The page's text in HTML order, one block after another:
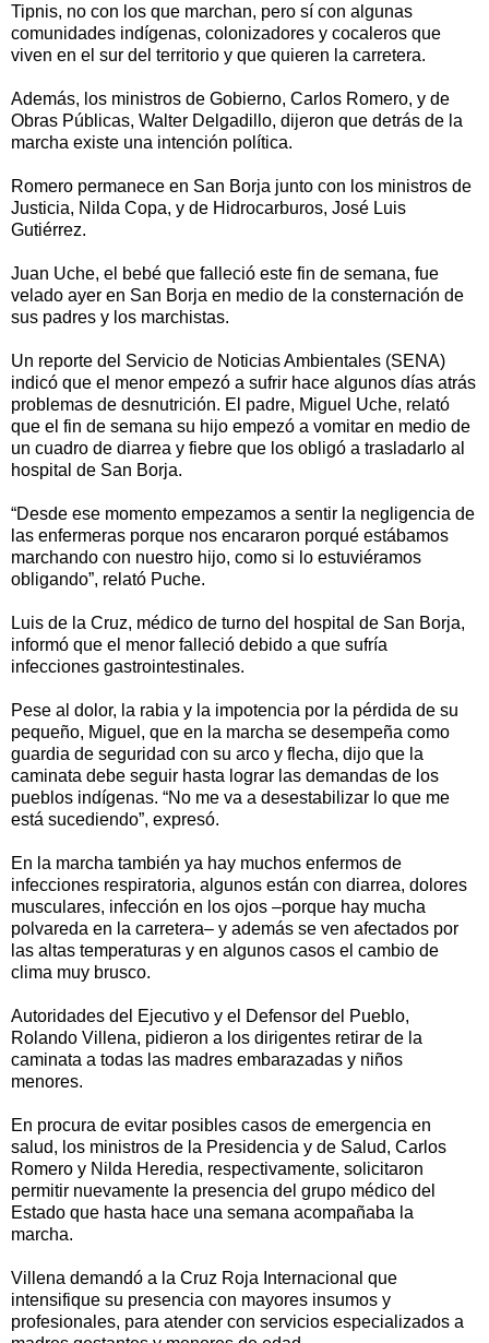
Tipnis, no con los que marchan, pero sí con algunas
comunidades indígenas, colonizadores y cocaleros que
viven en el sur del territorio y que quieren la carretera.
Además, los ministros de Gobierno, Carlos Romero, y de
Obras Públicas, Walter Delgadillo, dijeron que detrás de la
marcha existe una intención política.
Romero permanece en San Borja junto con los ministros de
Justicia, Nilda Copa, y de Hidrocarburos, José Luis
Gutiérrez.
Juan Uche, el bebé que falleció este fin de semana, fue
velado ayer en San Borja en medio de la consternación de
sus padres y los marchistas.
Un reporte del Servicio de Noticias Ambientales (SENA)
indicó que el menor empezó a sufrir hace algunos días atrás
problemas de desnutrición. El padre, Miguel Uche, relató
que el fin de semana su hijo empezó a vomitar en medio de
un cuadro de diarrea y fiebre que los obligó a trasladarlo al
hospital de San Borja.
“Desde ese momento empezamos a sentir la negligencia de
las enfermeras porque nos encararon porqué estábamos
marchando con nuestro hijo, como si lo estuviéramos
obligando”, relató Puche.
Luis de la Cruz, médico de turno del hospital de San Borja,
informó que el menor falleció debido a que sufría
infecciones gastrointestinales.
Pese al dolor, la rabia y la impotencia por la pérdida de su
pequeño, Miguel, que en la marcha se desempeña como
guardia de seguridad con su arco y flecha, dijo que la
caminata debe seguir hasta lograr las demandas de los
pueblos indígenas. “No me va a desestabilizar lo que me
está sucediendo”, expresó.
En la marcha también ya hay muchos enfermos de
infecciones respiratoria, algunos están con diarrea, dolores
musculares, infección en los ojos –porque hay mucha
polvareda en la carretera– y además se ven afectados por
las altas temperaturas y en algunos casos el cambio de
clima muy brusco.
Autoridades del Ejecutivo y el Defensor del Pueblo,
Rolando Villena, pidieron a los dirigentes retirar de la
caminata a todas las madres embarazadas y niños
menores.
En procura de evitar posibles casos de emergencia en
salud, los ministros de la Presidencia y de Salud, Carlos
Romero y Nilda Heredia, respectivamente, solicitaron
permitir nuevamente la presencia del grupo médico del
Estado que hasta hace una semana acompañaba la
marcha.
Villena demandó a la Cruz Roja Internacional que
intensifique su presencia con mayores insumos y
profesionales, para atender con servicios especializados a